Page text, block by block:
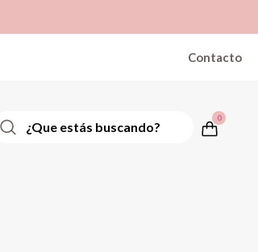
Contacto
0